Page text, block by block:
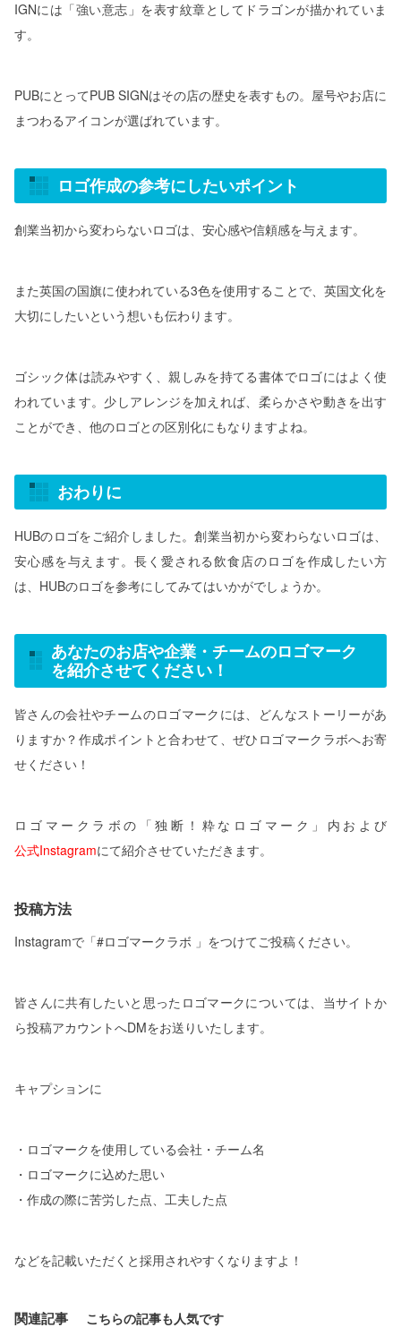
IGNには「強い意志」を表す紋章としてドラゴンが描かれていま
す。
PUBにとってPUB SIGNはその店の歴史を表すもの。屋号やお店に
まつわるアイコンが選ばれています。
ロゴ作成の参考にしたいポイント
創業当初から変わらないロゴは、安心感や信頼感を与えます。
また英国の国旗に使われている3色を使用することで、英国文化を
大切にしたいという想いも伝わります。
ゴシック体は読みやすく、親しみを持てる書体でロゴにはよく使
われています。少しアレンジを加えれば、柔らかさや動きを出す
ことができ、他のロゴとの区別化にもなりますよね。
おわりに
HUBのロゴをご紹介しました。創業当初から変わらないロゴは、
安心感を与えます。長く愛される飲食店のロゴを作成したい方
は、HUBのロゴを参考にしてみてはいかがでしょうか。
あなたのお店や企業・チームのロゴマーク
を紹介させてください！
皆さんの会社やチームのロゴマークには、どんなストーリーがあ
りますか？作成ポイントと合わせて、ぜひロゴマークラボへお寄
せください！
ロゴマークラボの「独断！粋なロゴマーク」内および
公式Instagramにて紹介させていただきます。
投稿方法
Instagramで「#ロゴマークラボ 」をつけてご投稿ください。
皆さんに共有したいと思ったロゴマークについては、当サイトか
ら投稿アカウントへDMをお送りいたします。
キャプションに
・ロゴマークを使用している会社・チーム名
・ロゴマークに込めた思い
・作成の際に苦労した点、工夫した点
などを記載いただくと採用されやすくなりますよ！
関連記事